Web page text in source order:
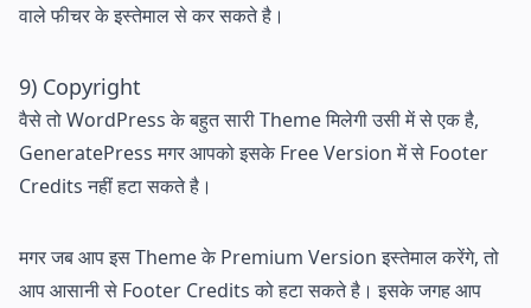
वाले फीचर के इस्तेमाल से कर सकते है।
9) Copyright
वैसे तो WordPress के बहुत सारी Theme मिलेगी उसी में से एक है,
GeneratePress मगर आपको इसके Free Version में से Footer
Credits नहीं हटा सकते है।
मगर जब आप इस Theme के Premium Version इस्तेमाल करेंगे, तो
आप आसानी से Footer Credits को हटा सकते है। इसके जगह आप